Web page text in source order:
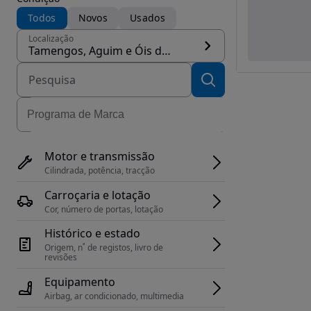
Todos
Novos Usados
Localização
Tamengos, Aguim e Óis do Bairro, concelho Anadia
Motor e transmissão
Cilindrada, potência, tracção
Carroçaria e lotação
Cor, número de portas, lotação
Histórico e estado
Origem, n˚ de registos, livro de
revisões
Equipamento
Airbag, ar condicionado, multimedia